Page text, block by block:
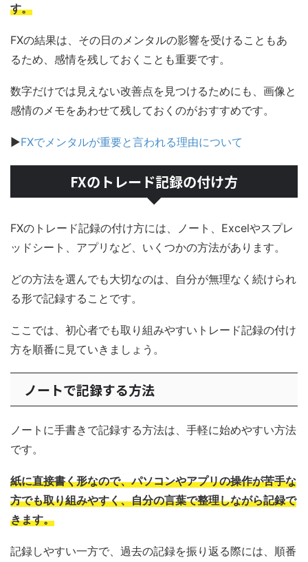
す。
FXの結果は、その日のメンタルの影響を受けることもあ
るため、感情を残しておくことも重要です。
数字だけでは見えない改善点を見つけるためにも、画像と
感情のメモをあわせて残しておくのがおすすめです。
▶FXでメンタルが重要と言われる理由について
FXのトレード記録の付け方
FXのトレード記録の付け方には、ノート、Excelやスプレ
ッドシート、アプリなど、いくつかの方法があります。
どの方法を選んでも大切なのは、自分が無理なく続けられ
る形で記録することです。
ここでは、初心者でも取り組みやすいトレード記録の付け
方を順番に見ていきましょう。
ノートで記録する方法
ノートに手書きで記録する方法は、手軽に始めやすい方法
です。
紙に直接書く形なので、パソコンやアプリの操作が苦手な
方でも取り組みやすく、自分の言葉で整理しながら記録で
きます。
記録しやすい一方で、過去の記録を振り返る際には、順番